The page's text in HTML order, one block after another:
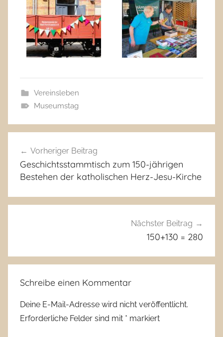
Vereinsleben
Museumstag
Vorheriger Beitrag
Geschichtsstammtisch zum 150-jährigen
Bestehen der katholischen Herz-Jesu-Kirche
Nächster Beitrag
150+130 = 280
Schreibe einen Kommentar
Deine E-Mail-Adresse wird nicht veröffentlicht.
Erforderliche Felder sind mit * markiert